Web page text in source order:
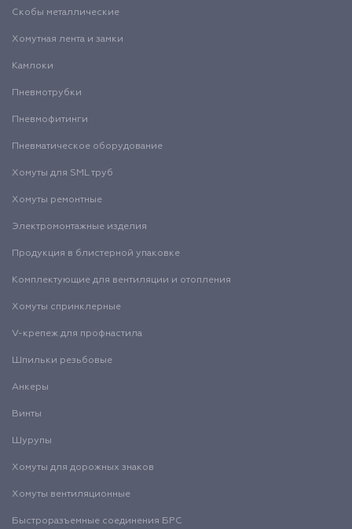
Скобы металлические
Хомутная лента и замки
Камлоки
Пневмотрубки
Пневмофитинги
Пневматическое оборудование
Хомуты для SML труб
Хомуты ремонтные
Электромонтажные изделия
Продукция в блистерной упаковке
Комплектующие для вентиляции и отопления
Хомуты спринклерные
V-крепеж для профнастила
Шпильки резьбовые
Анкеры
Винты
Шурупы
Хомуты для дорожных знаков
Хомуты вентиляционные
Быстроразъемные соединения БРС